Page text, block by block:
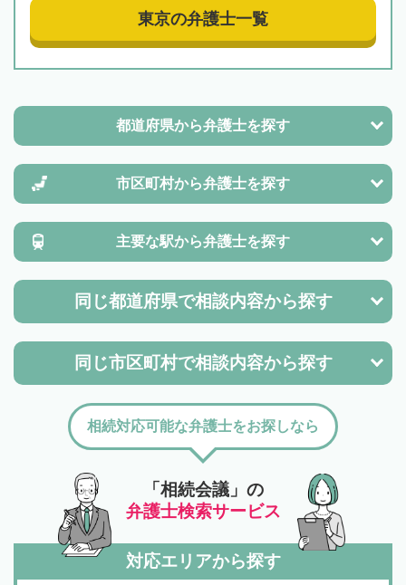
東京の弁護士一覧
都道府県から弁護士を探す
市区町村から弁護士を探す
主要な駅から弁護士を探す
同じ都道府県で相談内容から探す
同じ市区町村で相談内容から探す
「相続会議」の
弁護士検索サービス
相続対応可能な弁護士をお探しなら
対応エリアから探す